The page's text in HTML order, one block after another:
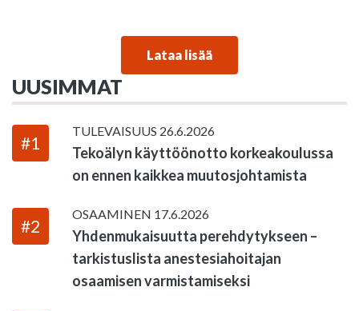
Lataa lisää
UUSIMMAT
#1
TULEVAISUUS 26.6.2026
Tekoälyn käyttöönotto korkeakoulussa
on ennen kaikkea muutosjohtamista
#2
OSAAMINEN 17.6.2026
Yhdenmukaisuutta perehdytykseen –
tarkistuslista anestesiahoitajan
osaamisen varmistamiseksi